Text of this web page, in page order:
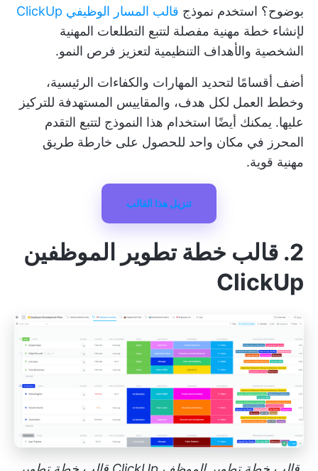
بوضوح؟ استخدم نموذج قالب المسار الوظيفي ClickUp
لإنشاء خطة مهنية مفصلة لتتبع التطلعات المهنية
الشخصية والأهداف التنظيمية لتعزيز فرص النمو.
أضف أقسامًا لتحديد المهارات والكفاءات الرئيسية،
وخطط العمل لكل هدف، والمقاييس المستهدفة للتركيز
عليها. يمكنك أيضًا استخدام هذا النموذج لتتبع التقدم
المحرز في مكان واحد للحصول على خارطة طريق
مهنية قوية.
تنزيل هذا القالب
2. قالب خطة تطوير الموظفين
ClickUp